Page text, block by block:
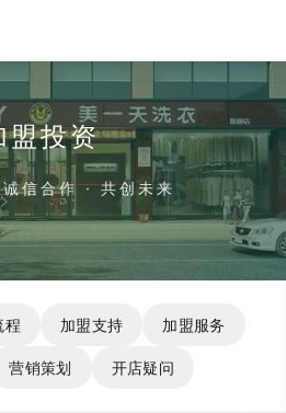
盟投资
信合作 · 共创未来
程 加盟支持 加盟服务
营销策划 开店疑问